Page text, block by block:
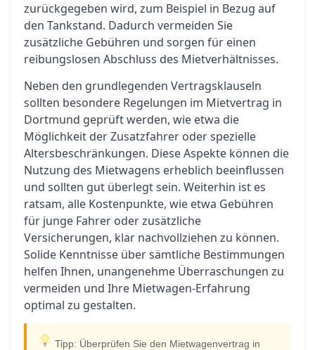
zurückgegeben wird, zum Beispiel in Bezug auf
den Tankstand. Dadurch vermeiden Sie
zusätzliche Gebühren und sorgen für einen
reibungslosen Abschluss des Mietverhältnisses.
Neben den grundlegenden Vertragsklauseln
sollten besondere Regelungen im Mietvertrag in
Dortmund geprüft werden, wie etwa die
Möglichkeit der Zusatzfahrer oder spezielle
Altersbeschränkungen. Diese Aspekte können die
Nutzung des Mietwagens erheblich beeinflussen
und sollten gut überlegt sein. Weiterhin ist es
ratsam, alle Kostenpunkte, wie etwa Gebühren
für junge Fahrer oder zusätzliche
Versicherungen, klar nachvollziehen zu können.
Solide Kenntnisse über sämtliche Bestimmungen
helfen Ihnen, unangenehme Überraschungen zu
vermeiden und Ihre Mietwagen-Erfahrung
optimal zu gestalten.
Tipp: Überprüfen Sie den Mietwagenvertrag in